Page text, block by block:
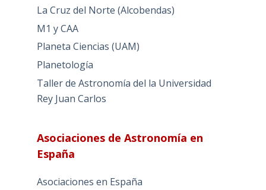
La Cruz del Norte (Alcobendas)
M1 y CAA
Planeta Ciencias (UAM)
Planetología
Taller de Astronomía del la Universidad
Rey Juan Carlos
Asociaciones de Astronomía en
España
Asociaciones en España